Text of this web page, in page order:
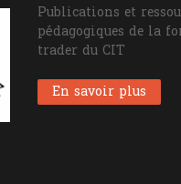
Publications et
pédagogiques de la
trader du CIT
En savoir plus